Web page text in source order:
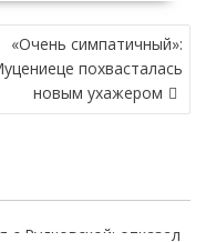
«Очень симпатичный»:
похвасталась
новым ухажером